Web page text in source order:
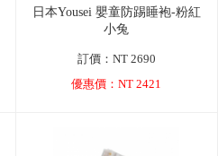
日本Yousei 嬰童防踢睡袍-粉紅
小兔
訂價：NT 2690
優惠價：NT 2421